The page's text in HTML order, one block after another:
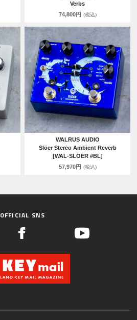
Verbs
74,800円 (税込)
WALRUS AUDIO
Slöer Stereo Ambient Reverb
[WAL-SLOER #BL]
57,970円 (税込)
OFFICIAL SNS